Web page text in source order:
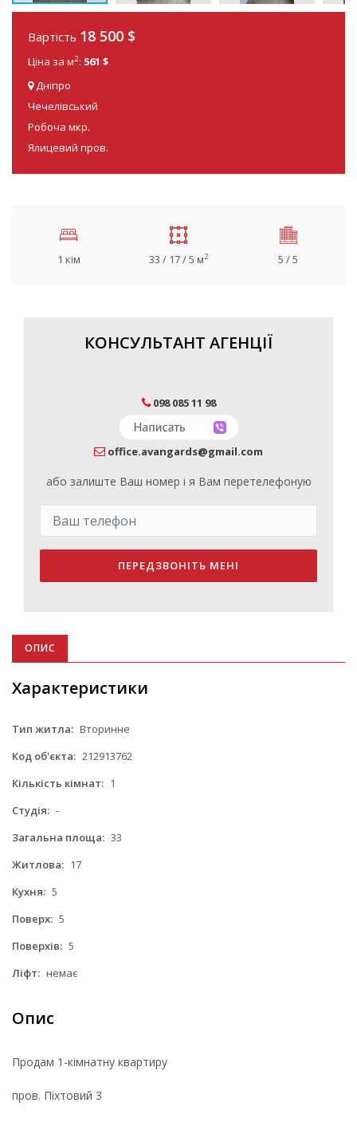
Вартість 18 500 $
Ціна за м2: 561 $
Дніпро
Чечелівський
Робоча мкр.
Ялицевий пров.
1 кім 33 / 17 / 5 м2 5 / 5
КОНСУЛЬТАНТ АГЕНЦІЇ
098 085 11 98
office.avangards@gmail.com
або залиште Ваш номер і я Вам перетелефоную
ПЕРЕДЗВОНІТЬ МЕНІ
ОПИС
Характеристики
Тип житла: Вторинне
Код об'єкта: 212913762
Кількість кімнат: 1
Студія: -
Загальна площа: 33
Житлова: 17
Кухня: 5
Поверх: 5
Поверхів: 5
Ліфт: немає
Опис
Продам 1-кімнатну квартиру
пров. Піхтовий 3